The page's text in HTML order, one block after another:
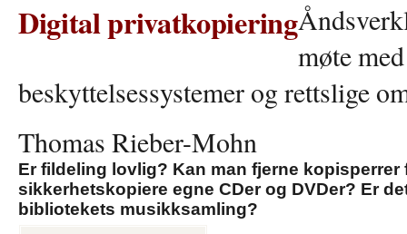
Digital privatkopiering
møte
beskyttelsessystemer og rettslige
Thomas Rieber-Mohn
Er fildeling lovlig? Kan man fjerne kopisperrer
sikkerhetskopiere egne CDer og DVDer? Er
bibliotekets musikksamling?